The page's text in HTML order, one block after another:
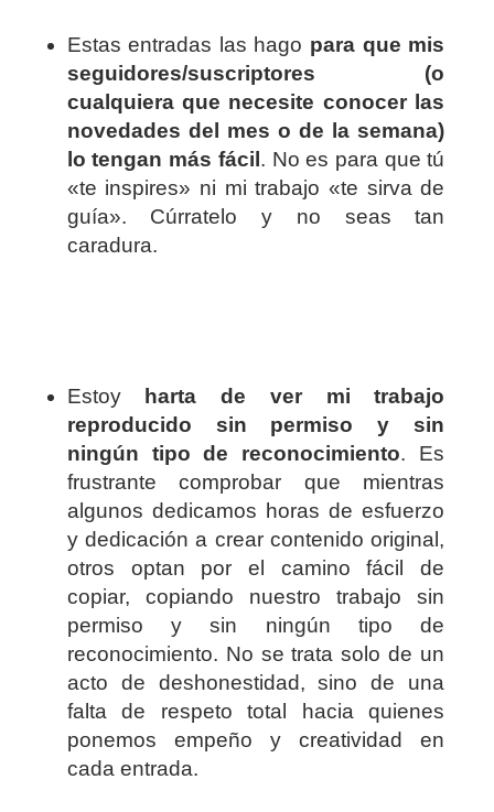
Estas entradas las hago para que mis
seguidores/suscriptores (o
cualquiera que necesite conocer las
novedades del mes o de la semana)
lo tengan más fácil . No es para que tú
«te inspires» ni mi trabajo «te sirva de
guía». Cúrratelo y no seas tan
caradura.
Estoy
harta de ver mi trabajo
reproducido sin permiso y sin
ningún tipo de reconocimiento. Es
frustrante comprobar que mientras
algunos dedicamos horas de esfuerzo
y dedicación a crear contenido original,
otros optan por el camino fácil de
copiar, copiando nuestro trabajo sin
permiso y sin ningún tipo de
reconocimiento. No se trata solo de un
acto de deshonestidad, sino de una
falta de respeto total hacia quienes
ponemos empeño y creatividad en
cada entrada.